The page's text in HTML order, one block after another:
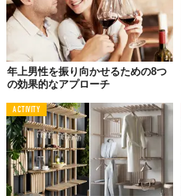
年上男性を振り向かせるための8つ
の効果的なアプローチ
ACTIVITY